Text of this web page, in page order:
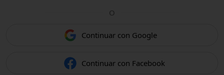
O
Continuar con Google
Continuar con Facebook